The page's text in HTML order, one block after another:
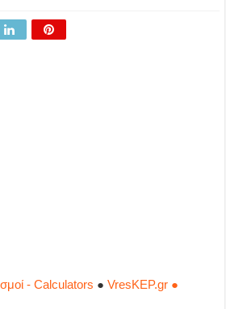
- Calculators ●VresKEP.gr ●